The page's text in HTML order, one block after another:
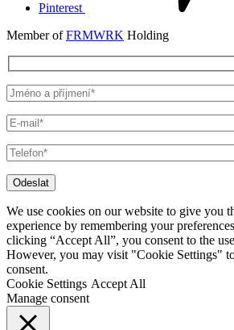
Pinterest
Member ofFRMWRK Holding
Odeslat
We use cookies on our website to give you
experience by remembering your
clicking “Accept All”, you consent to the
However, you may visit "Cookie Settings"
consent.
Cookie Settings Accept All
Manage consent